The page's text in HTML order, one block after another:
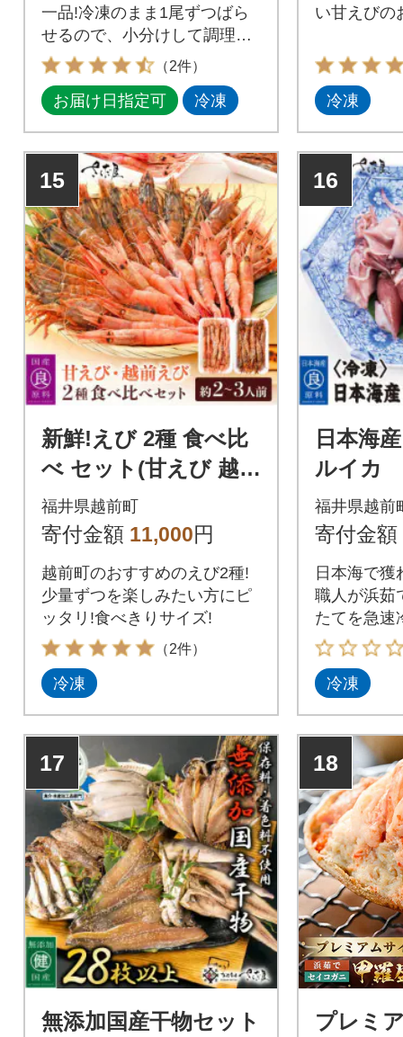
一品!冷凍のまま1尾ずつばら
せるので、小分けして調理が
でき、使いやすい!
（2件）
お届け日指定可 冷凍
い甘えびの
冷凍
15
新鮮!えび 2種 食べ比
べ セット(甘えび 越前
えび)約2～3人前
福井県越前町
寄付金額 11,000円
越前町のおすすめのえび2種!
少量ずつを楽しみたい方にピ
ッタリ!食べきりサイズ!
（2件）
冷凍
16
日本海
ルイカ
×2P)【
福井県越前
寄付金額
日本海で獲
職人が浜茹
たてを急速
します!
冷凍
17
無添加国産干物セット
18
プレミ